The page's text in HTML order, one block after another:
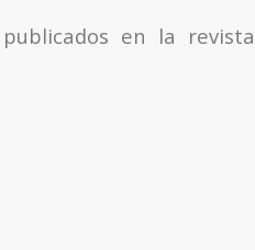
en la revista